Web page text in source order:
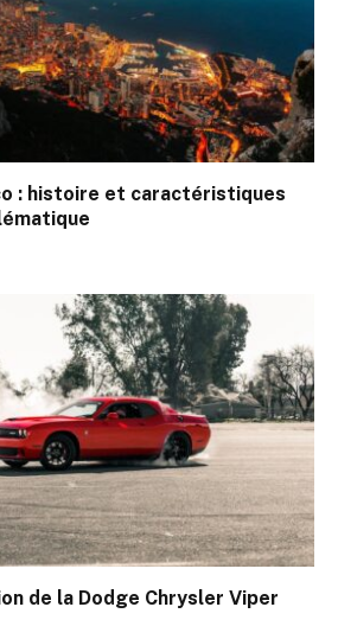
: histoire et caractéristiques
de la Dodge Chrysler Viper